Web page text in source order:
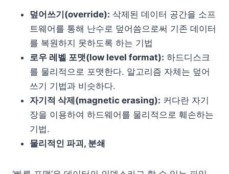
덮어쓰기(override): 삭제된 데이터 공간을 소프
트웨어를 통해 난수로 덮어씀으로써 기존 데이터
를 복원하지 못하도록 하는 기법
로우 레벨 포맷(low level format): 하드디스크
를 물리적으로 포맷한다. 알고리즘 자체는 덮어
쓰기 기법과 비슷하다.
자기적 삭제(magnetic erasing): 커다란 자기
장을 이용하여 하드웨어를 물리적으로 훼손하는
기법.
물리적인 파괴, 분쇄